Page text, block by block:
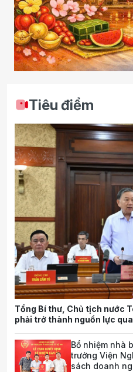
Tiêu điểm
Tổng Bí thư, Chủ tịch nước
phải trở thành nguồn lực
Bổ nhiệm nhà
trưởng Viện
sách doanh